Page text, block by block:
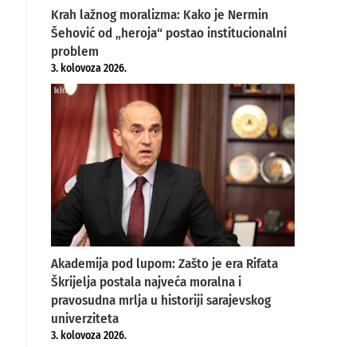
Krah lažnog moralizma: Kako je Nermin
Šehović od „heroja“ postao institucionalni
problem
3. kolovoza 2026.
Akademija pod lupom: Zašto je era Rifata
Škrijelja postala najveća moralna i
pravosudna mrlja u historiji sarajevskog
univerziteta
3. kolovoza 2026.